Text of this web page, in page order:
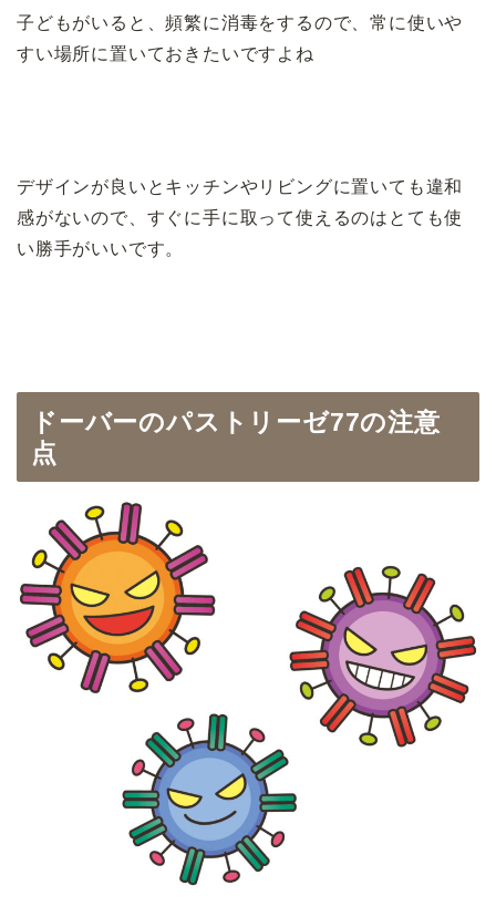
子どもがいると、頻繁に消毒をするので、常に使いや
すい場所に置いておきたいですよね
デザインが良いとキッチンやリビングに置いても違和
感がないので、 すぐに手に取って使えるのはとても使
い勝手がいいです。
ドーバーのパストリーゼ77の注意
点